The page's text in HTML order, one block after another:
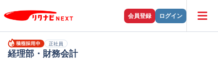
会員登録 ログイン
正社員
経理部・財務会計